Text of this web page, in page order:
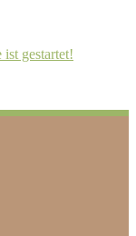
ist gestartet!